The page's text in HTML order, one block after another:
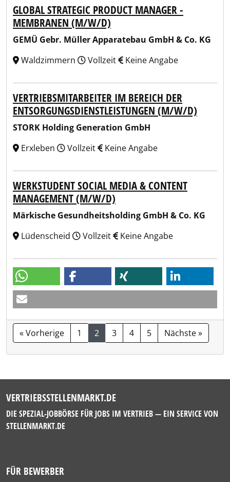
GLOBAL STRATEGIC PRODUCT MANAGER -
MEMBRANEN (M/W/D)
GEMÜ Gebr. Müller Apparatebau GmbH & Co. KG
Waldzimmern
Vollzeit Keine Angabe
VERTRIEBSMITARBEITER IM BEREICH DER
ENTSORGUNGSDIENSTLEISTUNGEN (M/W/D)
STORK Holding Generation GmbH
Erxleben
Vollzeit Keine Angabe
WERKSTUDENT SOCIAL MEDIA & CONTENT
MANAGEMENT (M/W/D)
Märkische Gesundheitsholding GmbH & Co. KG
Lüdenscheid
Vollzeit Keine Angabe
« Vorherige 1 2 3 4 5 Nächste »
VERTRIEBSSTELLENMARKT.DE
DIE SPEZIAL-JOBBÖRSE FÜR JOBS IM VERTRIEB — EIN SERVICE VON
STELLENMARKT.DE
FÜR BEWERBER